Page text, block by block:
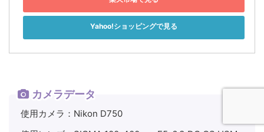
Yahoo!ショッピングで見る
カメラデータ
使用カメラ：Nikon D750